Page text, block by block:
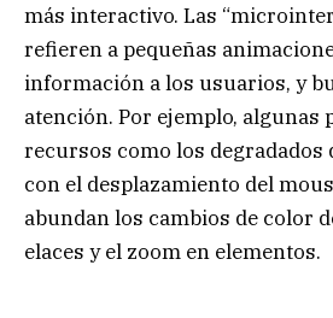
más interactivo. Las
refieren a pequeñas
información a los usuarios, y
atención. Por ejemplo, algunas
recursos como los degradados
con el desplazamiento del
abundan los cambios de color
elaces y el zoom en elementos.